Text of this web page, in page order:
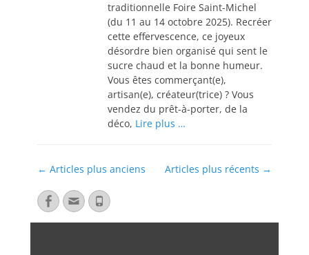
traditionnelle Foire Saint-Michel
(du 11 au 14 octobre 2025). Recréer
cette effervescence, ce joyeux
désordre bien organisé qui sent le
sucre chaud et la bonne humeur.
Vous êtes commerçant(e),
artisan(e), créateur(trice) ? Vous
vendez du prêt-à-porter, de la
déco, Lire plus …
← Articles plus anciens Articles plus récents →